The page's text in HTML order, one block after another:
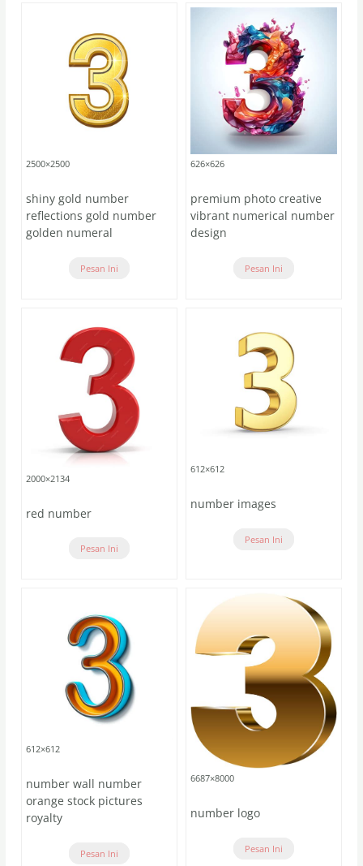
2500×2500
shiny gold number
reflections gold number
golden numeral
Pesan Ini
626×626
premium photo creative
vibrant numerical number
design
Pesan Ini
2000×2134
red number
Pesan Ini
612×612
number images
Pesan Ini
612×612
number wall number
orange stock pictures
royalty
Pesan Ini
6687×8000
number logo
Pesan Ini